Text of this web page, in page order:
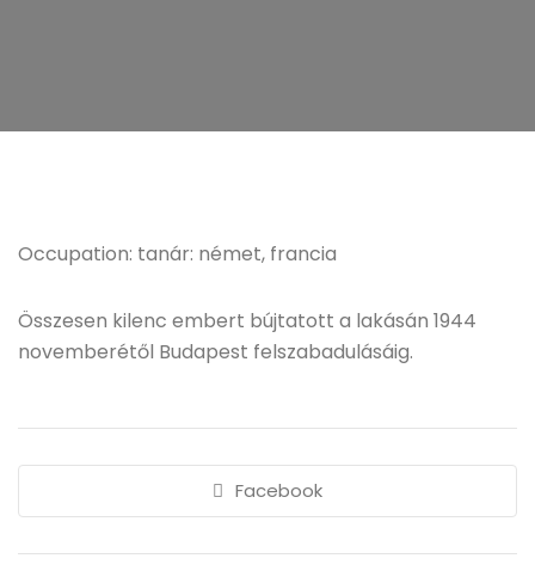
Occupation: tanár: német, francia
Összesen kilenc embert bújtatott a lakásán 1944
novemberétől Budapest felszabadulásáig.
Facebook